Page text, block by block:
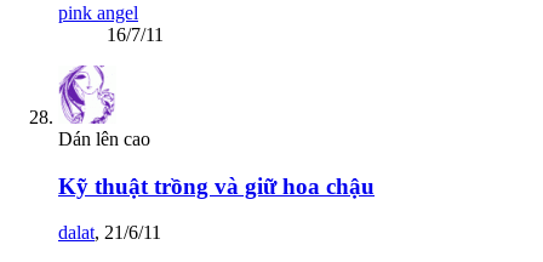
pink angel
16/7/11
Dán lên cao
Kỹ thuật trồng và giữ hoa chậu
dalat, 21/6/11